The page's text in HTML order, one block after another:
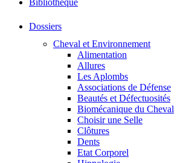
Dossiers
Cheval et Environnement
Alimentation
Allures
Les Aplombs
Associations de Défense
Beautés et Défectuosités
Biomécanique du Cheval
Choisir une Selle
Clôtures
Dents
Etat Corporel